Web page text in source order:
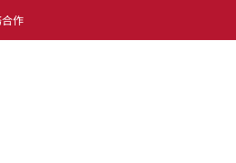
作